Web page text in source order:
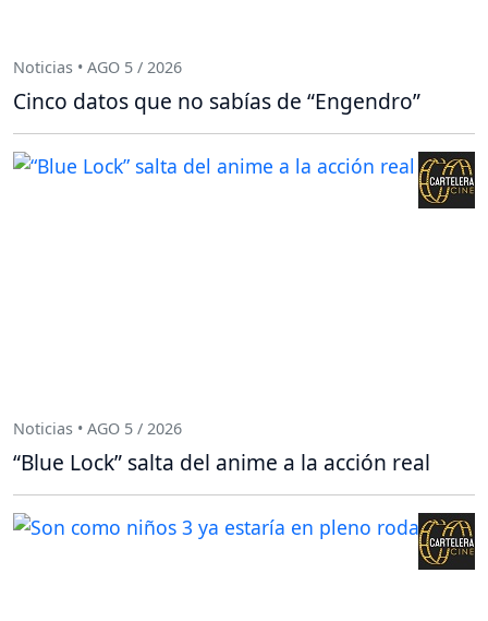
Noticias • AGO 5 / 2026
Cinco datos que no sabías de “Engendro”
Noticias • AGO 5 / 2026
“Blue Lock” salta del anime a la acción real